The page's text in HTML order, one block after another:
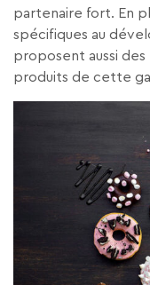
partenaire fort. En
spécifiques au
proposent aussi
produits de cette